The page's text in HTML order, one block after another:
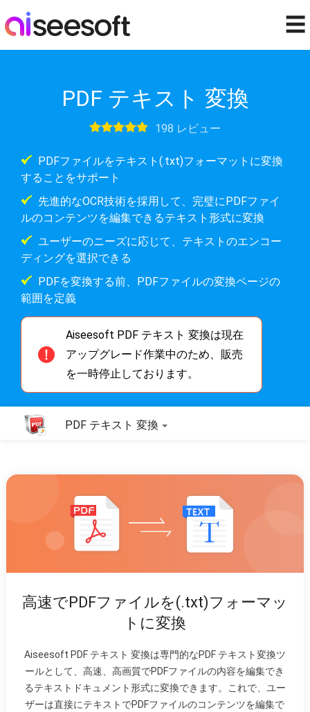
☰
PDF テキスト 変換
198 レビュー
PDFファイルをテキスト(.txt)フォーマットに変換
することをサポート
先進的なOCR技術を採用して、完璧にPDFファイ
ルのコンテンツを編集できるテキスト形式に変換
ユーザーのニーズに応じて、テキストのエンコー
ディングを選択できる
PDFを変換する前、PDFファイルの変換ページの
範囲を定義
Aiseesoft PDF テキスト 変換は現在
アップグレード作業中のため、販売
を一時停止しております。
PDF テキスト 変換
高速でPDFファイルを(.txt)フォーマッ
トに変換
Aiseesoft PDF テキスト 変換は専門的なPDF テキスト変換ツ
ールとして、高速、高画質でPDFファイルの内容を編集でき
るテキストドキュメント形式に変換できます。これで、ユー
ザーは直接にテキストでPDFファイルのコンテンツを編集で